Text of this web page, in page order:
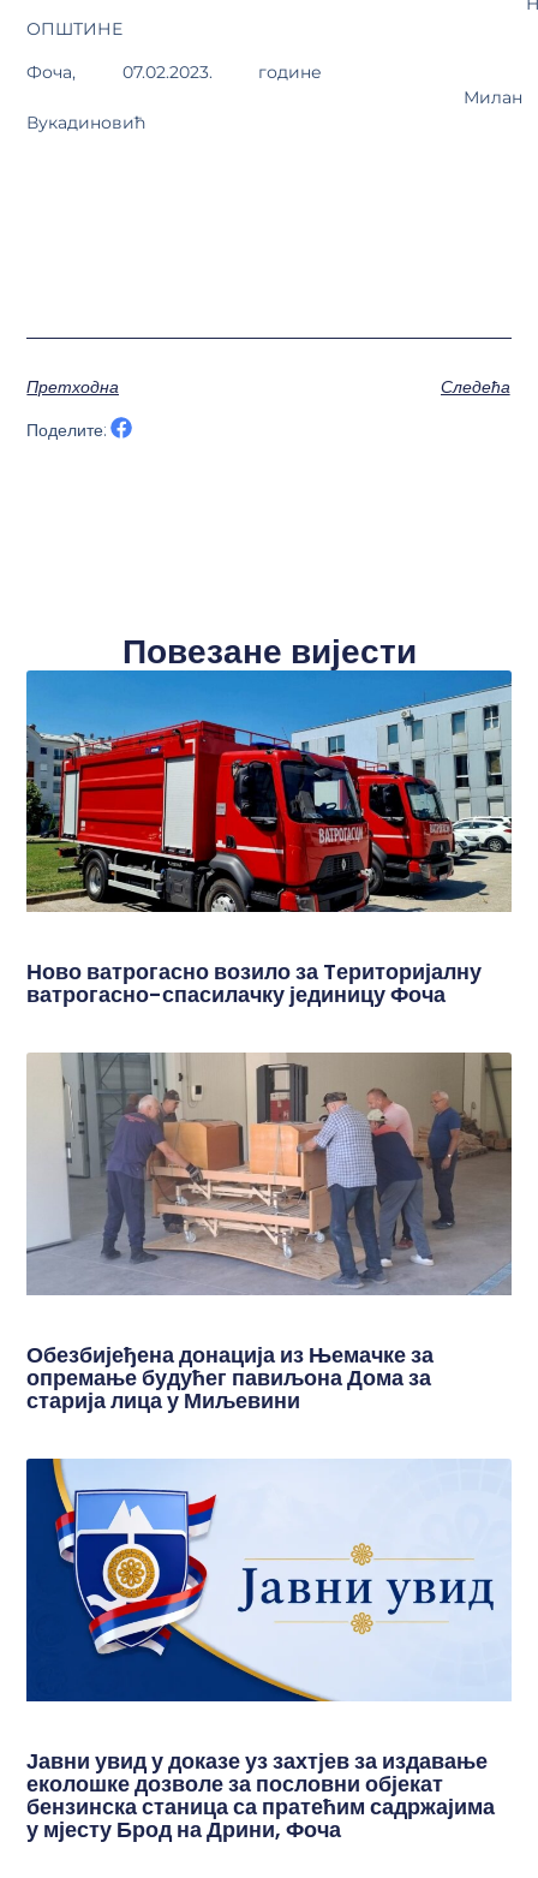
ОПШТИНЕ
Фоча, 07.02.2023. године
Милан
Вукадиновић
Претходна
Следећа
Поделите:
Повезане вијести
Ново ватрогасно возило за Tериторијалну
ватрогасно-спасилачку јединицу Фоча
Обезбијеђена донација из Њемачке за
опремање будућег павиљона Дома за
старија лица у Миљевини
Јавни увид у доказе уз захтјев за издавање
еколошке дозволе за пословни објекат
бензинска станица са пратећим садржајима
у мјесту Брод на Дрини, Фоча